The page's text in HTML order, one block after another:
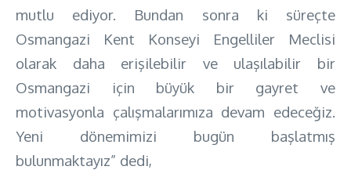
mutlu ediyor. Bundan sonra ki süreçte
Osmangazi Kent Konseyi Engelliler Meclisi
olarak daha erişilebilir ve ulaşılabilir bir
Osmangazi için büyük bir gayret ve
motivasyonla çalışmalarımıza devam edeceğiz.
Yeni dönemimizi bugün başlatmış
bulunmaktayız” dedi,